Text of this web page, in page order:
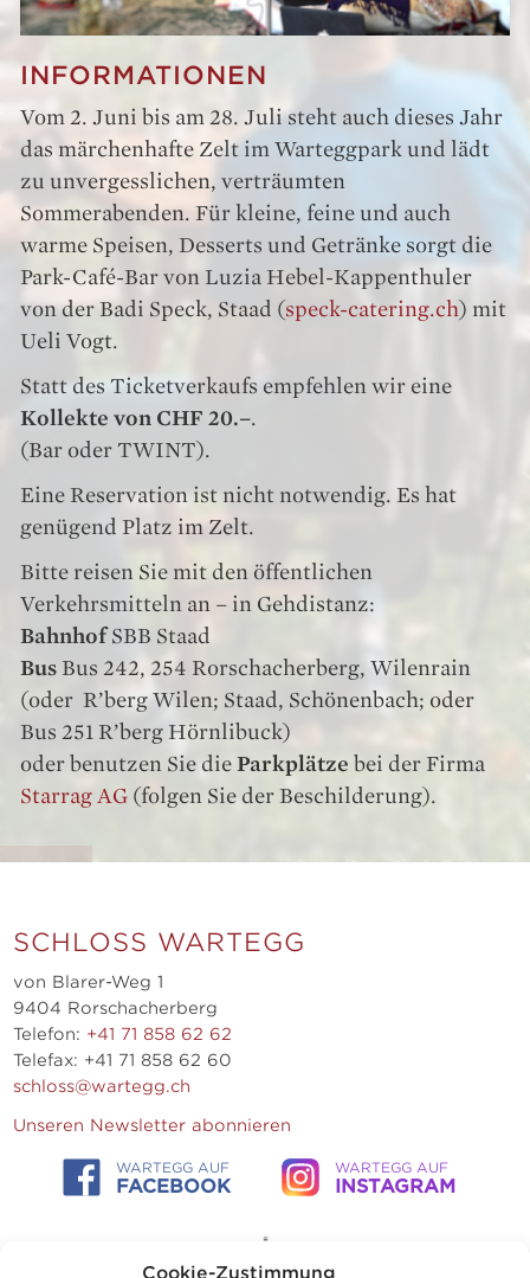
Cookie-Zustimmung
INFORMATIONEN
Vom 2. Juni bis am 28. Juli steht auch dieses Jahr
das märchenhafte Zelt im Warteggpark und lädt
zu unvergesslichen, verträumten
Sommerabenden. Für kleine, feine und auch
warme Speisen, Desserts und Getränke sorgt die
Park-Café-Bar von Luzia Hebel-Kappenthuler
von der Badi Speck, Staad (speck-catering.ch) mit
Ueli Vogt.
Statt des Ticketverkaufs empfehlen wir eine
Kollekte von CHF 20.–.
(Bar oder TWINT).
Eine Reservation ist nicht notwendig. Es hat
genügend Platz im Zelt.
Bitte reisen Sie mit den öffentlichen
Verkehrsmitteln an – in Gehdistanz:
BahnhofSBB Staad
Bus Bus 242, 254 Rorschacherberg, Wilenrain
(oder R’berg Wilen; Staad, Schönenbach; oder
Bus 251 R’berg Hörnlibuck)
oder benutzen Sie die Parkplätze bei der Firma
Starrag AG (folgen Sie der Beschilderung).
SCHLOSS WARTEGG
von Blarer-Weg 1
9404 Rorschacherberg
Telefon: +41 71 858 62 62
Telefax: +41 71 858 62 60
schloss@wartegg.ch
Unseren Newsletter abonnieren
WARTEGG AUF
FACEBOOK
WARTEGG AUF
INSTAGRAM